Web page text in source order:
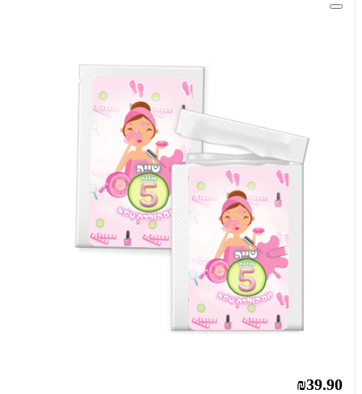
₪39.90